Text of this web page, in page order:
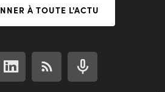
À TOUTE L'ACTU